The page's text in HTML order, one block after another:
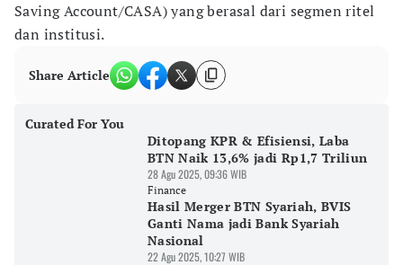
Saving Account/CASA) yang berasal dari segmen ritel
dan institusi.
Share Article
Curated For You
Ditopang KPR & Efisiensi, Laba
BTN Naik 13,6% jadi Rp1,7 Triliun
28 Agu 2025, 09:36 WIB
Finance
Hasil Merger BTN Syariah, BVIS
Ganti Nama jadi Bank Syariah
Nasional
22 Agu 2025, 10:27 WIB